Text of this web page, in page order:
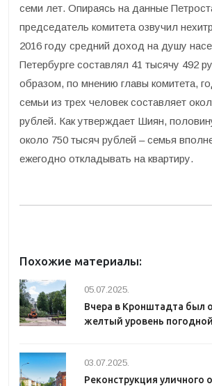
семи лет. Опираясь на данные
председатель комитета озвучил
2016 году средний доход на душу
Петербурге составлял 41 тысячу 492
образом, по мнению главы комитета,
семьи из трех человек составляет
рублей. Как утверждает Шиян,
около 750 тысяч рублей – семья
ежегодно откладывать на квартиру.
Похожие материалы:
05.07.2025.
Вчера в Кронштадта был
желтый уровень
03.07.2025.
Реконструкция уличного